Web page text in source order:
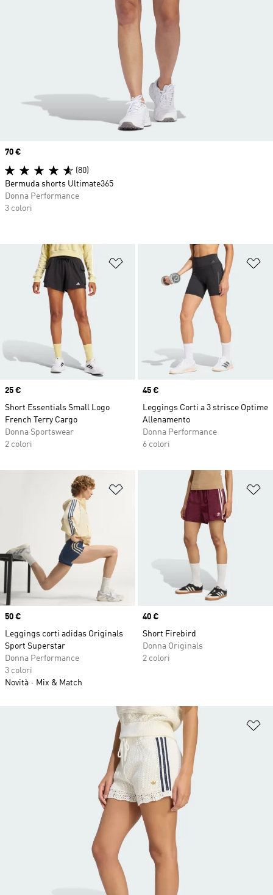
Aggiungi alla lista dei desideri
Price
25 €
Short Essentials Small Logo
French Terry Cargo
Donna Sportswear
2 colori
Price
45 €
Leggings Corti a 3 strisce Optime
Allenamento
Donna Performance
6 colori
Aggiungi alla lista dei desideri
Price
50 €
Leggings corti adidas Originals
Sport Superstar
Donna Performance
3 colori
Novità
Mix & Match
Price
40 €
Short Firebird
Donna Originals
2 colori
Price
70 €
(80)
Bermuda shorts Ultimate365
Donna Performance
3 colori